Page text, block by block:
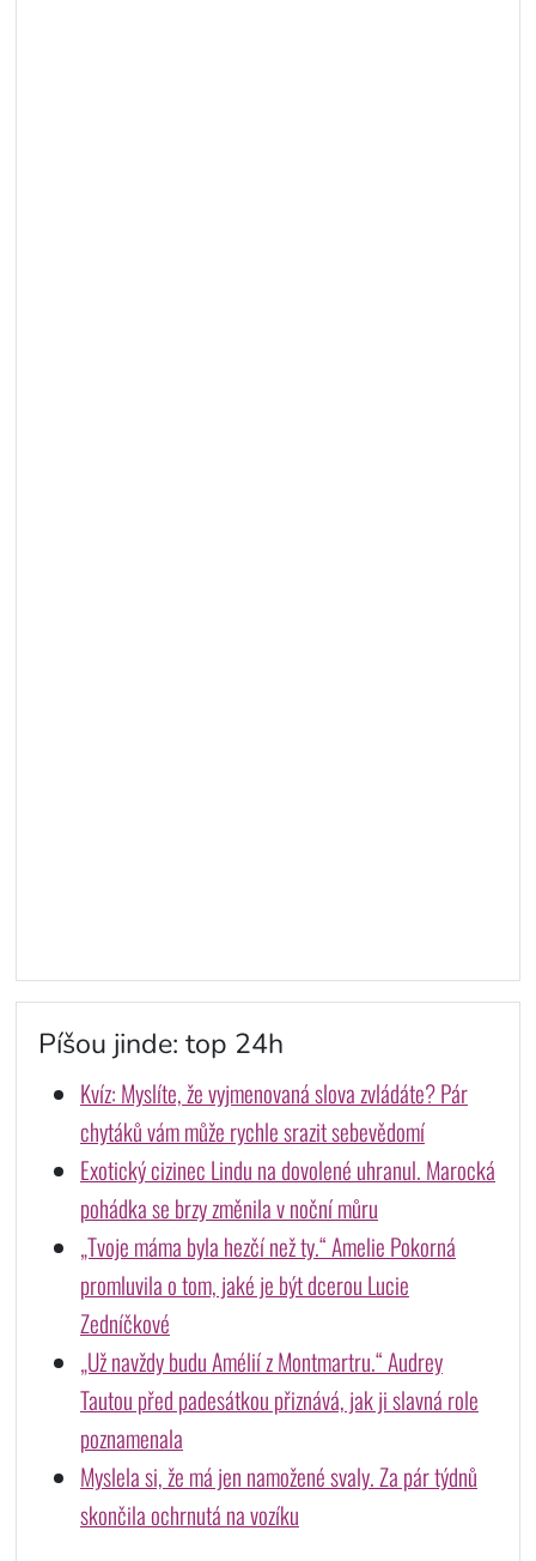
Píšou jinde: top 24h
Kvíz: Myslíte, že vyjmenovaná slova zvládáte? Pár
chytáků vám může rychle srazit sebevědomí
Exotický cizinec Lindu na dovolené uhranul. Marocká
pohádka se brzy změnila v noční můru
„Tvoje máma byla hezčí než ty.“ Amelie Pokorná
promluvila o tom, jaké je být dcerou Lucie
Zedníčkové
„Už navždy budu Amélií z Montmartru.“ Audrey
Tautou před padesátkou přiznává, jak ji slavná role
poznamenala
Myslela si, že má jen namožené svaly. Za pár týdnů
skončila ochrnutá na vozíku